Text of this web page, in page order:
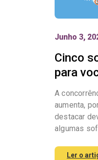
Junho 3,
Cinco
para
A
aumenta,
destacar
algumas
Ler o